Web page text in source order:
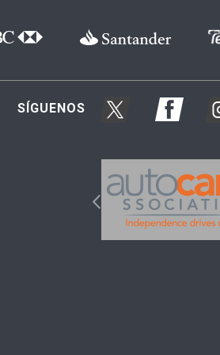
SÍGUENOS